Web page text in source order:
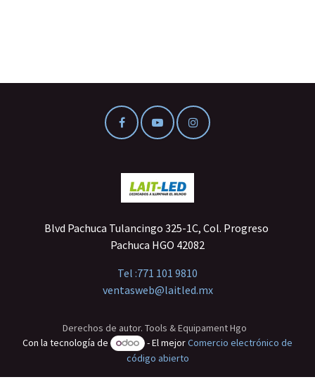
Blvd Pachuca Tulancingo 325-1C, Col. Progreso
Pachuca HGO 42082
Tel :771 101 9810
ventasweb@laitled.mx
Derechos de autor. Tools & Equipament Hgo
Con la tecnología de
- El mejorComercio electrónico de
código abierto